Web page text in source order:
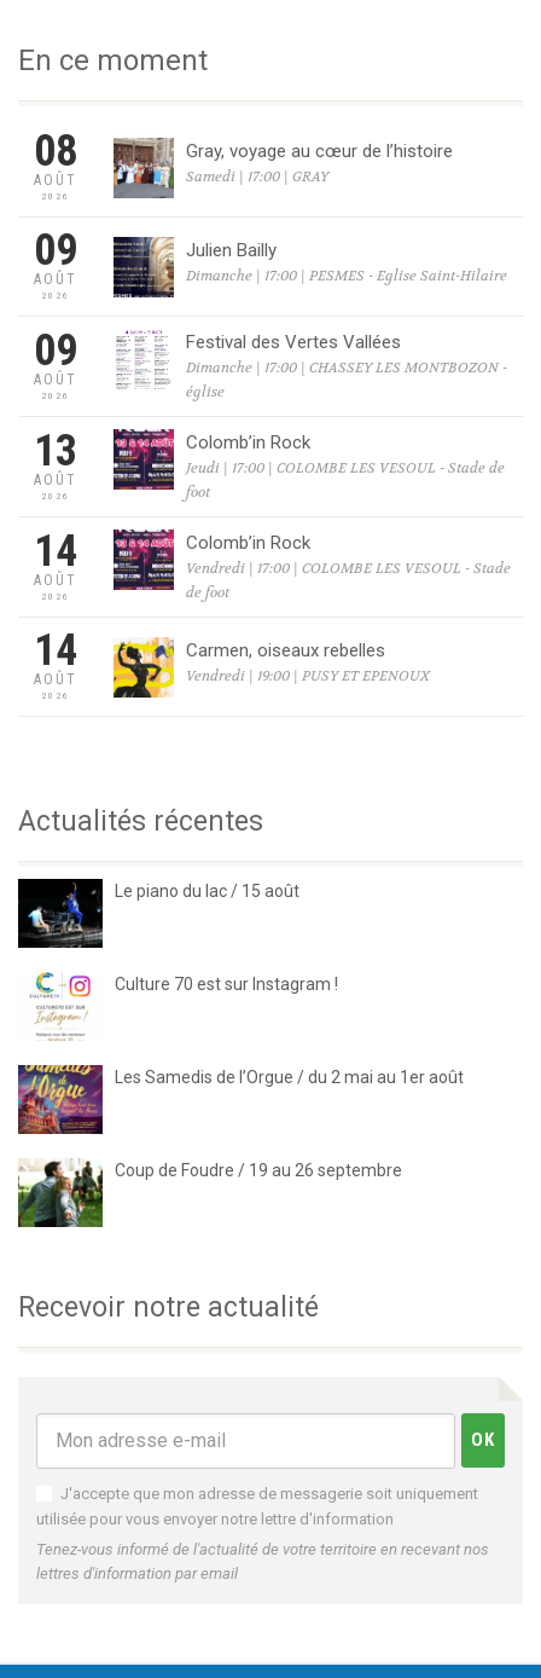
En ce moment
08
AOÛT
2026
Gray, voyage au cœur de l’histoire
Samedi | 17:00 | GRAY
09
AOÛT
2026
Julien Bailly
Dimanche | 17:00 | PESMES - Eglise Saint-Hilaire
09
AOÛT
2026
Festival des Vertes Vallées
Dimanche | 17:00 | CHASSEY LES MONTBOZON -
église
13
AOÛT
2026
Colomb’in Rock
Jeudi | 17:00 | COLOMBE LES VESOUL - Stade de
foot
14
AOÛT
2026
Colomb’in Rock
Vendredi | 17:00 | COLOMBE LES VESOUL - Stade
de foot
14
AOÛT
2026
Carmen, oiseaux rebelles
Vendredi | 19:00 | PUSY ET EPENOUX
Actualités récentes
Le piano du lac / 15 août
Culture 70 est sur Instagram !
Les Samedis de l’Orgue / du 2 mai au 1er août
Coup de Foudre / 19 au 26 septembre
Recevoir notre actualité
J'accepte que mon adresse de messagerie soit uniquement
utilisée pour vous envoyer notre lettre d'information
Tenez-vous informé de l'actualité de votre territoire en recevant nos
lettres d'information par email